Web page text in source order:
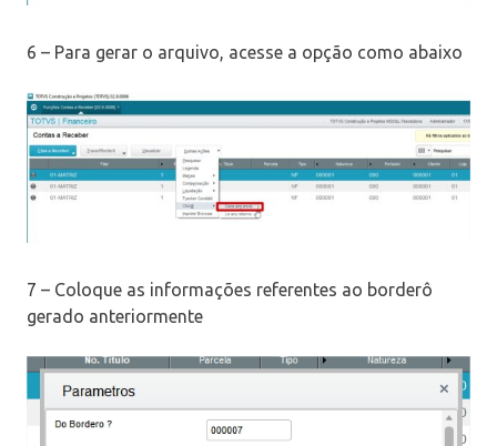
6 – Para gerar o arquivo, acesse a opção como abaixo
7 – Coloque as informações referentes ao borderô
gerado anteriormente